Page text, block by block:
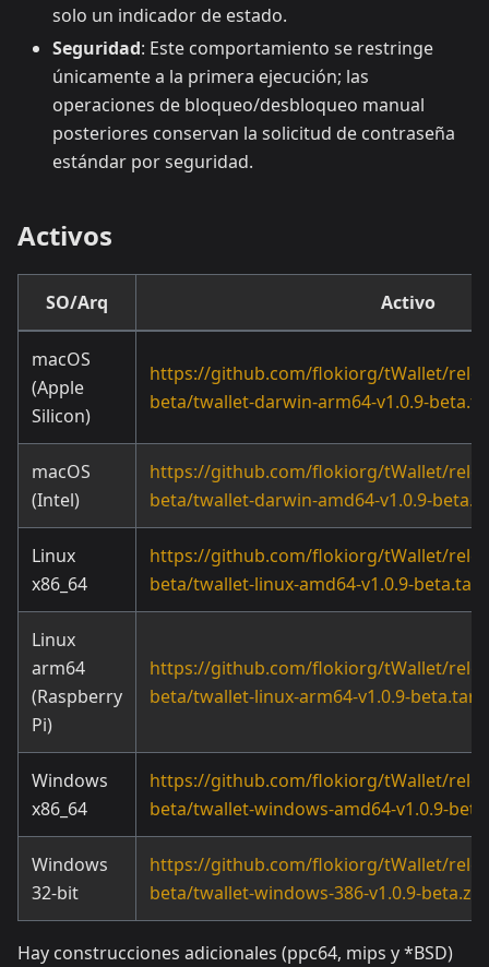
solo un indicador de estado.
Seguridad: Este comportamiento se restringe
únicamente a la primera ejecución; las
operaciones de bloqueo/desbloqueo manual
posteriores conservan la solicitud de contraseña
estándar por seguridad.
Activos
SO/Arq Activo
macOS
(Apple
Silicon)
https://github.com/flokiorg/tWallet/
beta/twallet-darwin-arm64-v1.0.9-
macOS
(Intel)
https://github.com/flokiorg/tWallet/
beta/twallet-darwin-amd64-v1.0.9-
Linux
x86_64
https://github.com/flokiorg/tWallet/
beta/twallet-linux-amd64-v1.0.9-
Linux
arm64
(Raspberry
Pi)
https://github.com/flokiorg/tWallet/
beta/twallet-linux-arm64-v1.0.9-
Windows
x86_64
https://github.com/flokiorg/tWallet/
beta/twallet-windows-amd64-v1.0.9-
Windows
32-bit
https://github.com/flokiorg/tWallet/
beta/twallet-windows-386-v1.0.9-beta.zip
Hay construcciones adicionales (ppc64, mips y *BSD)